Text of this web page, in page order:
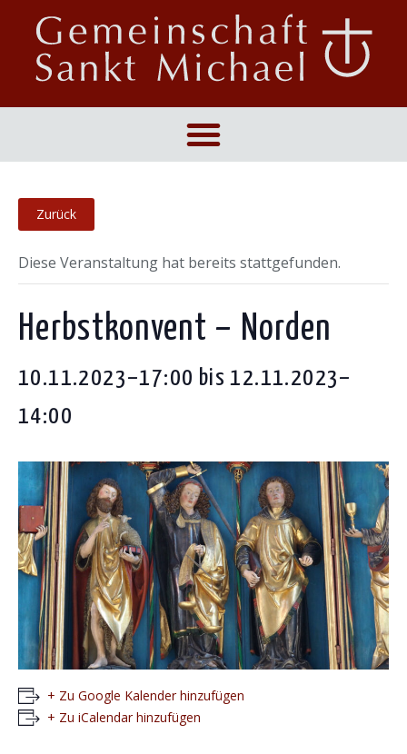
Diese Veranstaltung hat bereits stattgefunden.
Herbstkonvent – Norden
10.11.2023–17:00 bis12.11.2023–
14:00
+ Zu Google Kalender hinzufügen
+ Zu iCalendar hinzufügen